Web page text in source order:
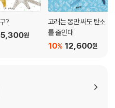
?
원
고래는 똥만 싸도 탄소
를 줄인대
12,600원
10%